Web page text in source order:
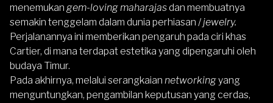
menemukan gem-loving maharajasdan membuatnya
semakin tenggelam dalam dunia perhiasan /jewelry.
Perjalanannya ini memberikan pengaruh pada ciri khas
Cartier, di mana terdapat estetika yang dipengaruhi oleh
budaya Timur.
Pada akhirnya, melalui serangkaian networkingyang
menguntungkan, pengambilan keputusan yang cerdas,